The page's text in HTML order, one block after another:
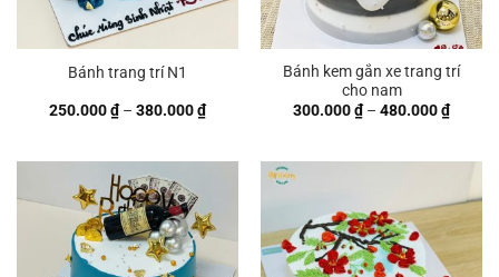
Bánh trang trí N1
250.000₫ – 380.000₫Khoảng
giá:
đến
380.000 ₫
Bánh kem gắn xe trang trí
cho nam
300.000₫ – 480.000₫
giá:
đến